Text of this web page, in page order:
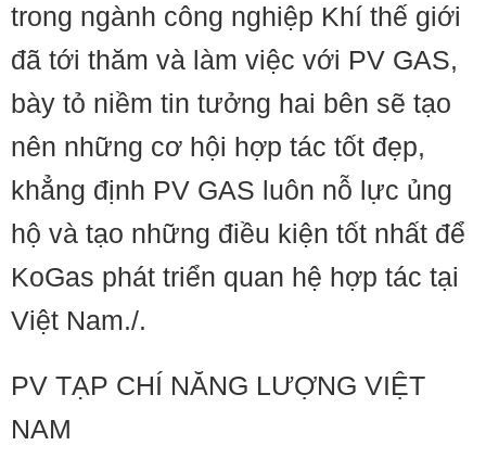
trong ngành công nghiệp Khí thế giới
đã tới thăm và làm việc với PV GAS,
bày tỏ niềm tin tưởng hai bên sẽ tạo
nên những cơ hội hợp tác tốt đẹp,
khẳng định PV GAS luôn nỗ lực ủng
hộ và tạo những điều kiện tốt nhất để
KoGas phát triển quan hệ hợp tác tại
Việt Nam./.
PV TẠP CHÍ NĂNG LƯỢNG VIỆT
NAM